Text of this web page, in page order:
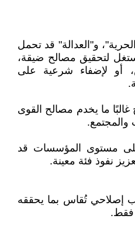
و"العدالة" قد تحمل
تُستغل لتحقيق مصالح ضيقة،
أو لإضفاء شرعية على
ما يخدم مصالح القوى
والمجتمع.
على مستوى المؤسسات قد
نفوذ فئة معينة.
إصلاحي تُقاس بما يحققه
فقط.